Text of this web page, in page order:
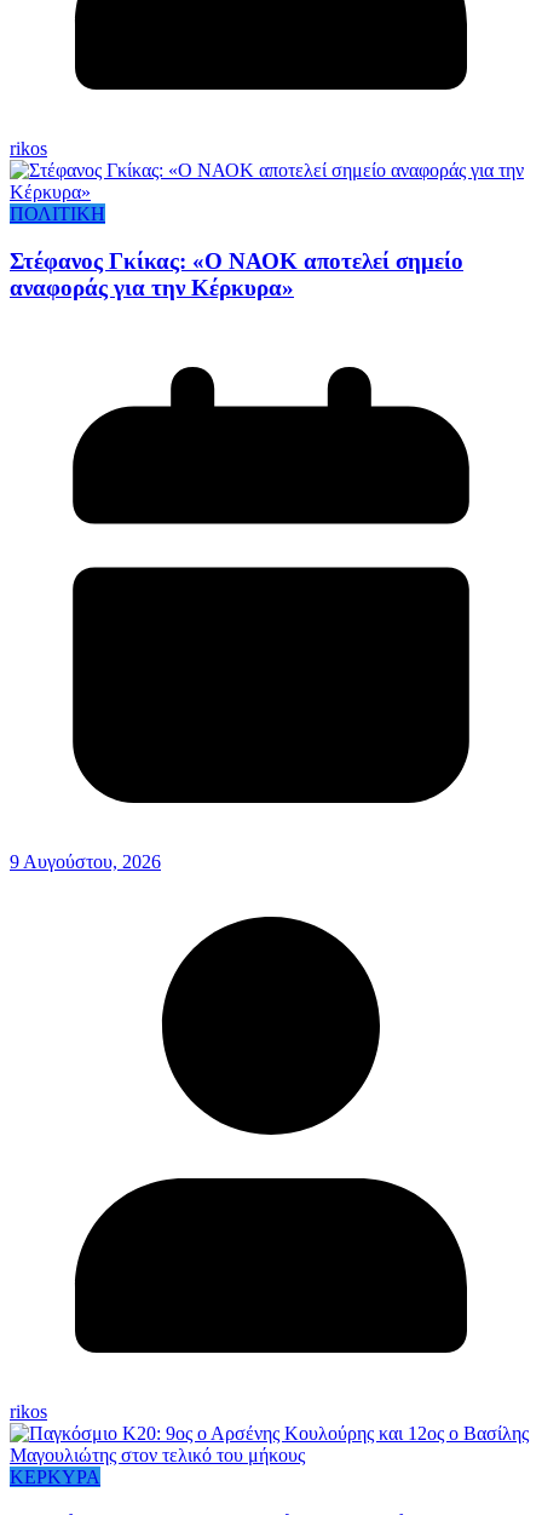
rikos
ΠΟΛΙΤΙΚΗ
Στέφανος Γκίκας: «Ο ΝΑΟΚ αποτελεί σημείο
αναφοράς για την Κέρκυρα»
9 Αυγούστου, 2026
rikos
ΚΕΡΚΥΡΑ